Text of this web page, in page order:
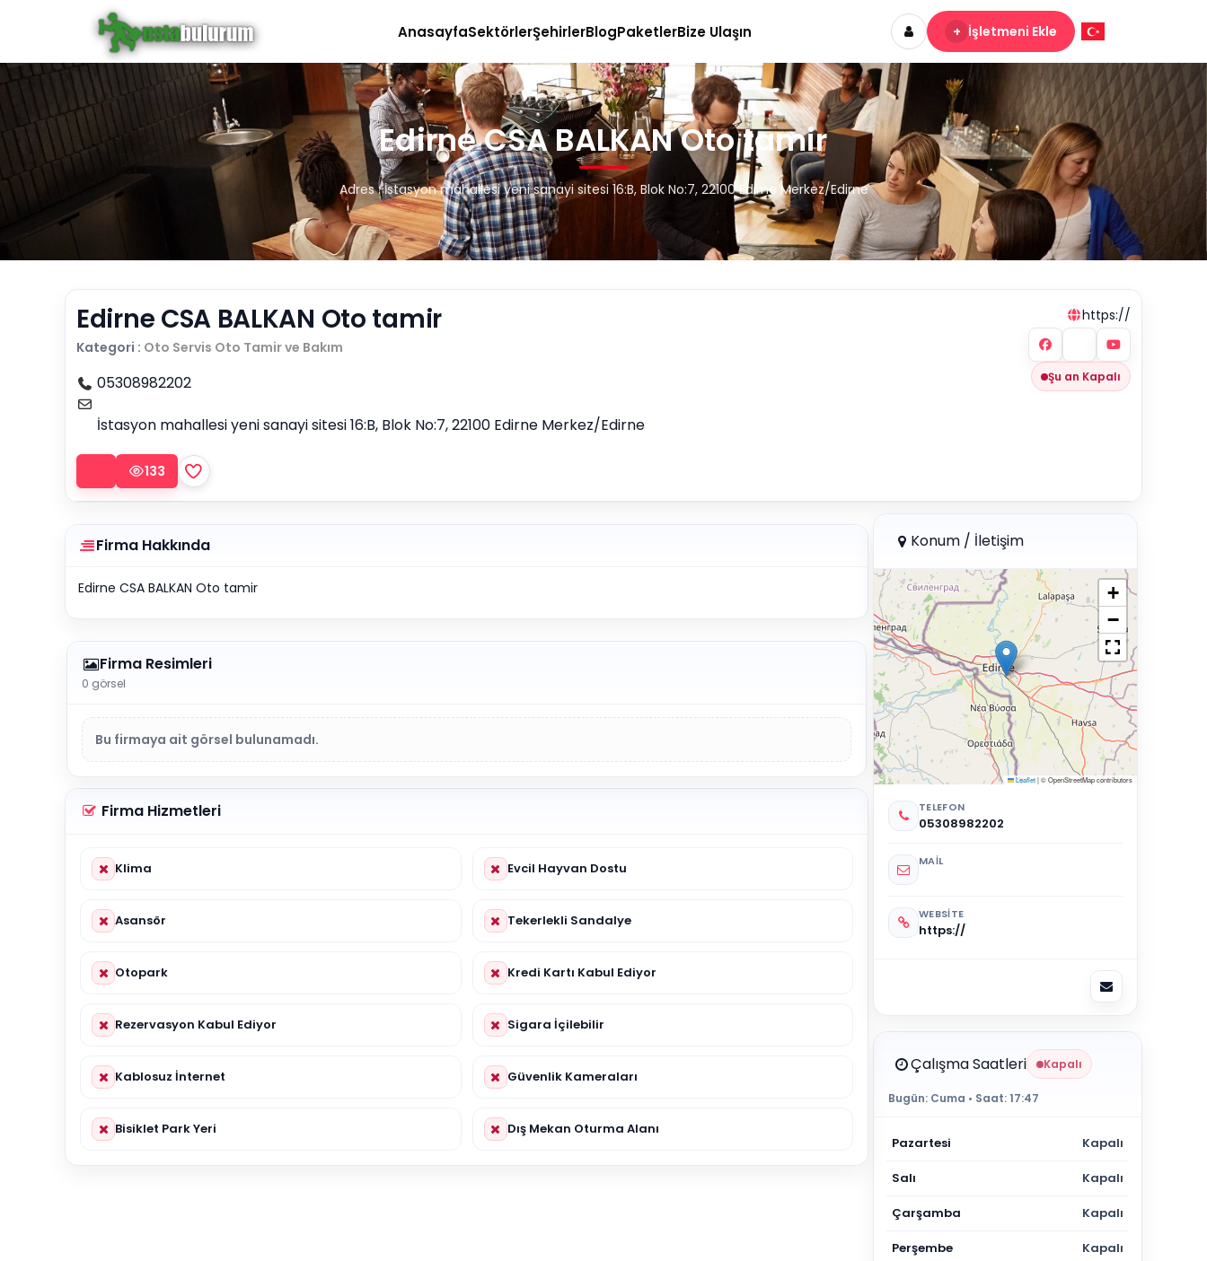
AnasayfaSektörlerŞehirlerBlogPaketlerBize Ulaşın + İşletmeni Ekle
Edirne CSA BALKAN Oto tamir
Adres : İstasyon mahallesi yeni sanayi sitesi 16:B, Blok No:7, 22100 Edirne Merkez/Edirne
Edirne CSA BALKAN Oto tamir
Kategori : Oto Servis Oto Tamir ve Bakım
05308982202
İstasyon mahallesi yeni sanayi sitesi 16:B, Blok No:7, 22100 Edirne Merkez/Edirne
133
https://
Şu an Kapalı
Firma Hakkında
Edirne CSA BALKAN Oto tamir
Firma Resimleri
0 görsel
Bu firmaya ait görsel bulunamadı.
Firma Hizmetleri
Klima Evcil Hayvan Dostu
Asansör Tekerlekli Sandalye
Otopark Kredi Kartı Kabul Ediyor
Rezervasyon Kabul Ediyor Sigara İçilebilir
Kablosuz İnternet Güvenlik Kameraları
Bisiklet Park Yeri Dış Mekan Oturma Alanı
Konum / İletişim
+
−
Leaflet|© OpenStreetMap contributors
TELEFON
05308982202
MAIL
WEBSITE
https://
Çalışma Saatleri Kapalı
Bugün: Cuma • Saat:17:47
Pazartesi Kapalı
Salı Kapalı
Çarşamba Kapalı
Perşembe Kapalı